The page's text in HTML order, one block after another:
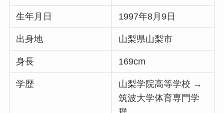
生年月日 1997年8月9日
出身地 山梨県山梨市
身長 169cm
学歴
山梨学院高等学校 →
筑波大学体育専門学